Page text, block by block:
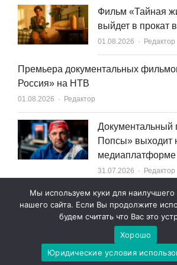
Фильм «Тайная
выйдет в прокат
01.08.2026 Author
Редактор
Премьера документальных
Россия» на НТВ
01.08.2026 Author
Редактор
Документальный
Попсы» выходит
31.07.2026 Author
Редактор
© 2007—2026 World Content Market 18+
Юридические условия использования сайта
Мы используем куки для наилучшего
нашего сайта. Если Вы продолжите
будем считать что Вас это
Хорошо
Юридические условия